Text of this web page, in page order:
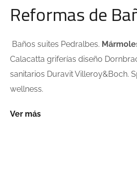
Reformas de
Baños suites Pedralbes.
Calacatta griferías diseño
sanitarios Duravit Villeroy&Boch.
wellness.
Ver más